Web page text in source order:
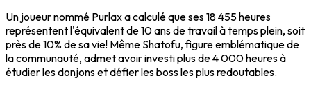
Un joueur nommé Purlax a calculé que ses 18 455 heures
représentent l'équivalent de 10 ans de travail à temps plein, soit
près de 10% de sa vie! Même Shatofu, figure emblématique de
la communauté, admet avoir investi plus de 4 000 heures à
étudier les donjons et défier les boss les plus redoutables.